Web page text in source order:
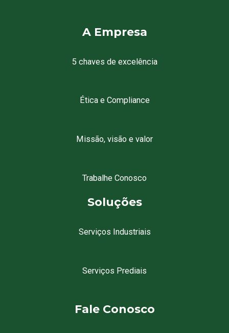
A Empresa
5 chaves de excelência
Ética e Compliance
Missão, visão e valor
Trabalhe Conosco
Soluções
Serviços Industriais
Serviços Prediais
Fale Conosco